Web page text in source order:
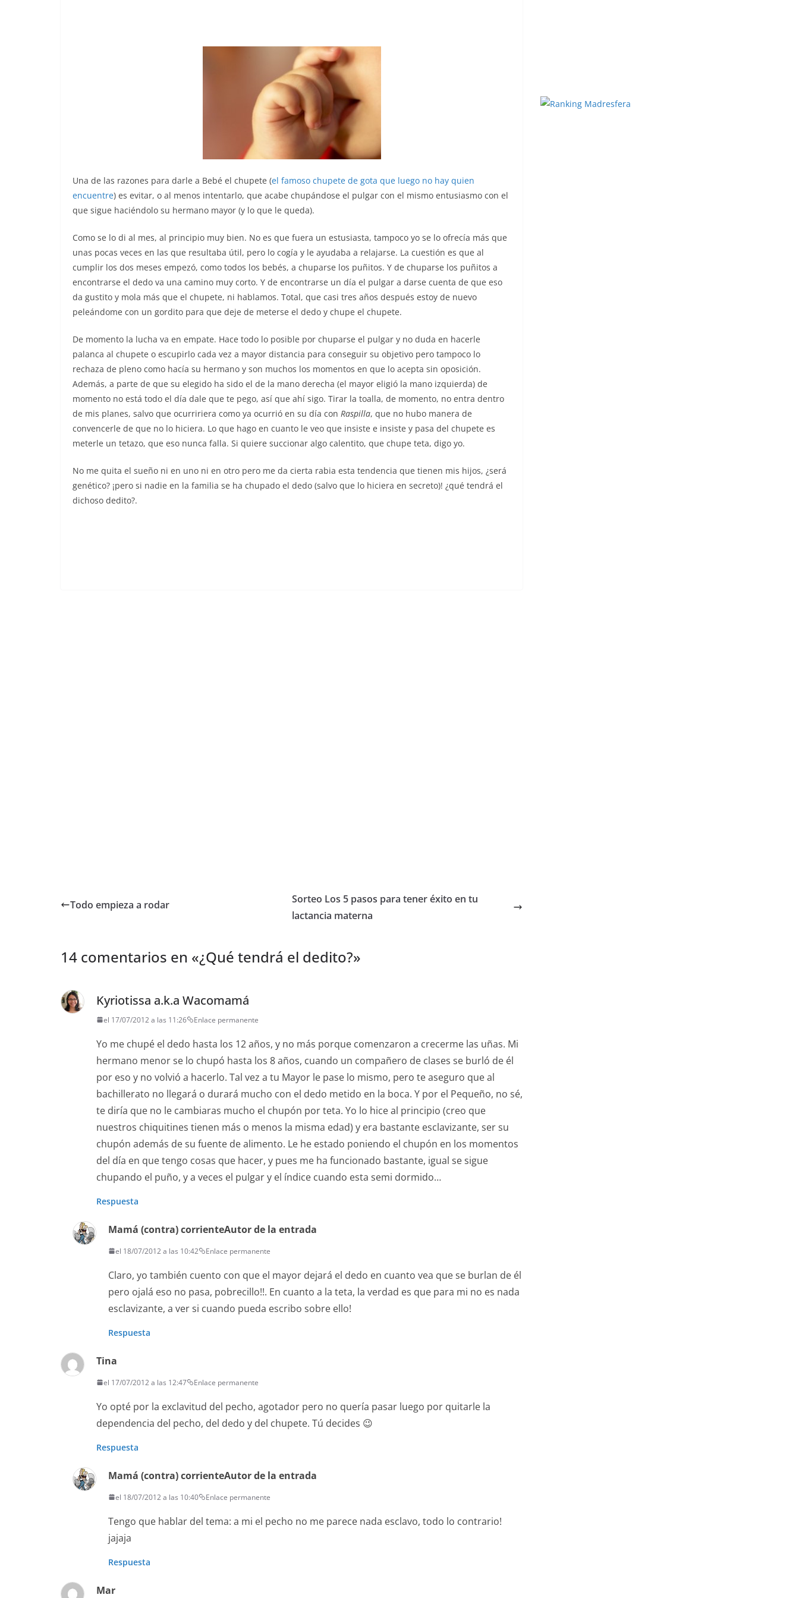
Una de las razones para darle a Bebé el chupete (el famoso chupete de gota que luego no hay quien
encuentre) es evitar, o al menos intentarlo, que acabe chupándose el pulgar con el mismo entusiasmo con el
que sigue haciéndolo su hermano mayor (y lo que le queda).
Como se lo di al mes, al principio muy bien. No es que fuera un estusiasta, tampoco yo se lo ofrecía más que
unas pocas veces en las que resultaba útil, pero lo cogía y le ayudaba a relajarse. La cuestión es que al
cumplir los dos meses empezó, como todos los bebés, a chuparse los puñitos. Y de chuparse los puñitos a
encontrarse el dedo va una camino muy corto. Y de encontrarse un día el pulgar a darse cuenta de que eso
da gustito y mola más que el chupete, ni hablamos. Total, que casi tres años después estoy de nuevo
peleándome con un gordito para que deje de meterse el dedo y chupe el chupete.
De momento la lucha va en empate. Hace todo lo posible por chuparse el pulgar y no duda en hacerle
palanca al chupete o escupirlo cada vez a mayor distancia para conseguir su objetivo pero tampoco lo
rechaza de pleno como hacía su hermano y son muchos los momentos en que lo acepta sin oposición.
Además, a parte de que su elegido ha sido el de la mano derecha (el mayor eligió la mano izquierda) de
momento no está todo el día dale que te pego, así que ahí sigo. Tirar la toalla, de momento, no entra dentro
de mis planes, salvo que ocurririera como ya ocurrió en su día con Raspilla, que no hubo manera de
convencerle de que no lo hiciera. Lo que hago en cuanto le veo que insiste e insiste y pasa del chupete es
meterle un tetazo, que eso nunca falla. Si quiere succionar algo calentito, que chupe teta, digo yo.
No me quita el sueño ni en uno ni en otro pero me da cierta rabia esta tendencia que tienen mis hijos, ¿será
genético? ¡pero si nadie en la familia se ha chupado el dedo (salvo que lo hiciera en secreto)! ¿qué tendrá el
dichoso dedito?.
Todo empieza a rodar
Sorteo Los 5 pasos para tener éxito en tu
lactancia materna
14 comentarios en «¿Qué tendrá el dedito?»
Kyriotissa a.k.a Wacomamá
el 17/07/2012 a las 11:26 Enlace permanente
Yo me chupé el dedo hasta los 12 años, y no más porque comenzaron a crecerme las uñas. Mi
hermano menor se lo chupó hasta los 8 años, cuando un compañero de clases se burló de él
por eso y no volvió a hacerlo. Tal vez a tu Mayor le pase lo mismo, pero te aseguro que al
bachillerato no llegará o durará mucho con el dedo metido en la boca. Y por el Pequeño, no sé,
te diría que no le cambiaras mucho el chupón por teta. Yo lo hice al principio (creo que
nuestros chiquitines tienen más o menos la misma edad) y era bastante esclavizante, ser su
chupón además de su fuente de alimento. Le he estado poniendo el chupón en los momentos
del día en que tengo cosas que hacer, y pues me ha funcionado bastante, igual se sigue
chupando el puño, y a veces el pulgar y el índice cuando esta semi dormido…
Respuesta
Mamá (contra) corrienteAutor de la entrada
el 18/07/2012 a las 10:42 Enlace permanente
Claro, yo también cuento con que el mayor dejará el dedo en cuanto vea que se burlan de él
pero ojalá eso no pasa, pobrecillo!!. En cuanto a la teta, la verdad es que para mi no es nada
esclavizante, a ver si cuando pueda escribo sobre ello!
Respuesta
Tina
el 17/07/2012 a las 12:47 Enlace permanente
Yo opté por la exclavitud del pecho, agotador pero no quería pasar luego por quitarle la
dependencia del pecho, del dedo y del chupete. Tú decides 😉
Respuesta
Mamá (contra) corrienteAutor de la entrada
el 18/07/2012 a las 10:40 Enlace permanente
Tengo que hablar del tema: a mi el pecho no me parece nada esclavo, todo lo contrario!
jajaja
Respuesta
Mar